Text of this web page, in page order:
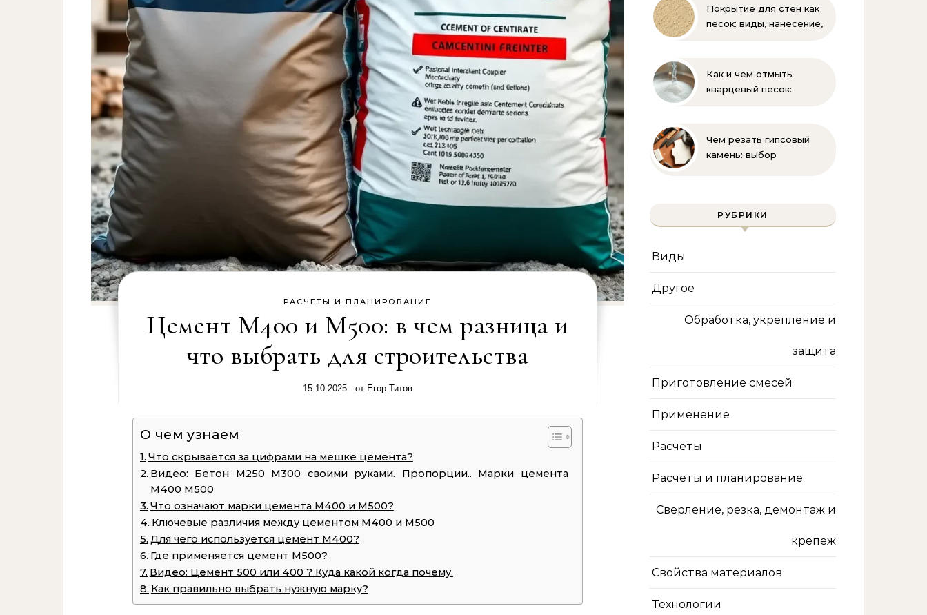
РАСЧЕТЫ И ПЛАНИРОВАНИЕ
Цемент М400 и М500: в чем разница и
что выбрать для строительства
15.10.2025 - от Егор Титов
О чем узнаем
Что скрывается за цифрами на мешке цемента?
Видео: Бетон М250 М300 своими руками. Пропорции.. Марки цемента
М400 М500
Что означают марки цемента М400 и М500?
Ключевые различия между цементом М400 и М500
Для чего используется цемент М400?
Где применяется цемент М500?
Видео: Цемент 500 или 400 ? Куда какой когда почему.
Как правильно выбрать нужную марку?
Покрытие для стен как
песок: виды, нанесение,
Как и чем отмыть
кварцевый песок:
Чем резать гипсовый
камень: выбор
РУБРИКИ
Виды
Другое
Обработка, укрепление и
защита
Приготовление смесей
Применение
Расчёты
Расчеты и планирование
Сверление, резка, демонтаж и
крепеж
Свойства материалов
Технологии